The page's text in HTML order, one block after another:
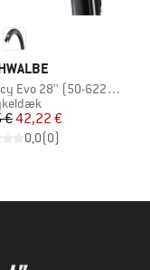
28'' (50-622) SR V-Guard
Pris
€Nedsat pris
42,22 €
0,0(0)